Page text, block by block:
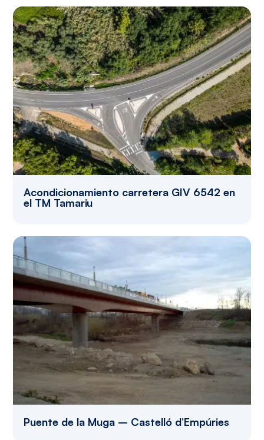
Acondicionamiento carretera GIV 6542 en
el TM Tamariu
Puente de la Muga – Castelló d’Empúries